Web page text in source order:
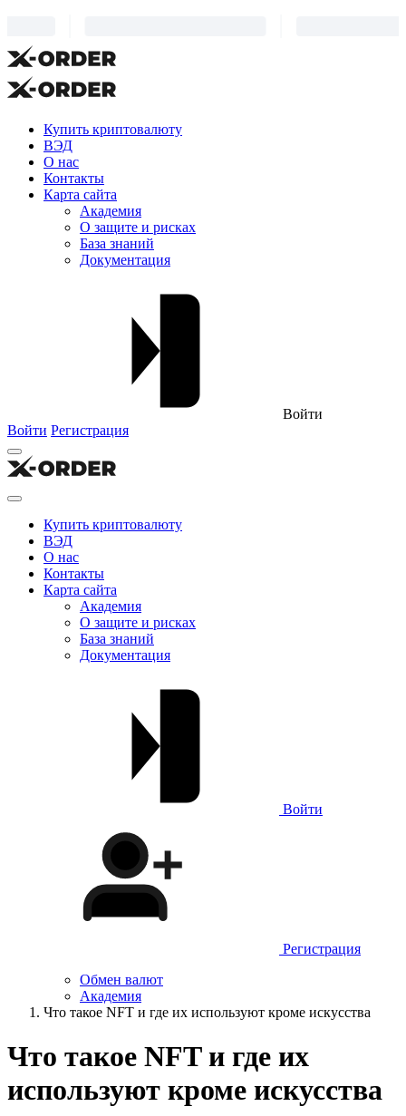
Купить криптовалюту
ВЭД
О нас
Контакты
Карта сайта
Академия
О защите и рисках
База знаний
Документация
Войти
Войти Регистрация
Купить криптовалюту
ВЭД
О нас
Контакты
Карта сайта
Академия
О защите и рисках
База знаний
Документация
Войти
Регистрация
Обмен валют
Академия
Что такое NFT и где их используют кроме искусства
Что такое NFT и где их
используют кроме искусства